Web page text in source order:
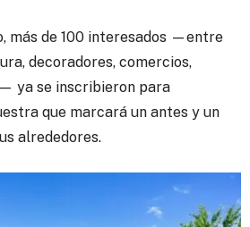
más de 100 interesados —entre
decoradores, comercios,
ya se inscribieron para
que marcará un antes y un
alrededores.